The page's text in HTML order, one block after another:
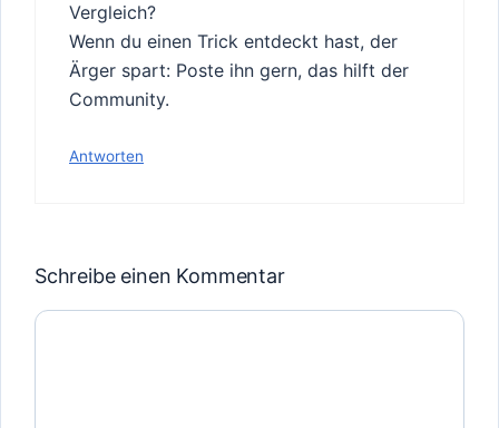
Vergleich?
Wenn du einen Trick entdeckt hast, der
Ärger spart: Poste ihn gern, das hilft der
Community.
Antworten
Schreibe einen Kommentar
Kommentar